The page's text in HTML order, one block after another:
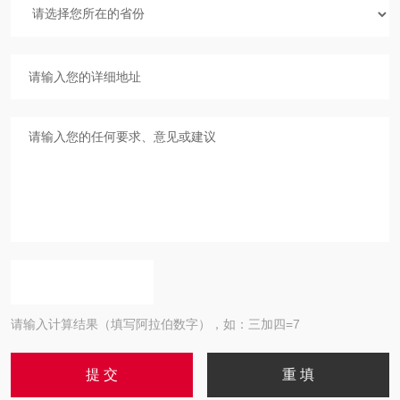
请输入计算结果（填写阿拉伯数字），如：三加四=7